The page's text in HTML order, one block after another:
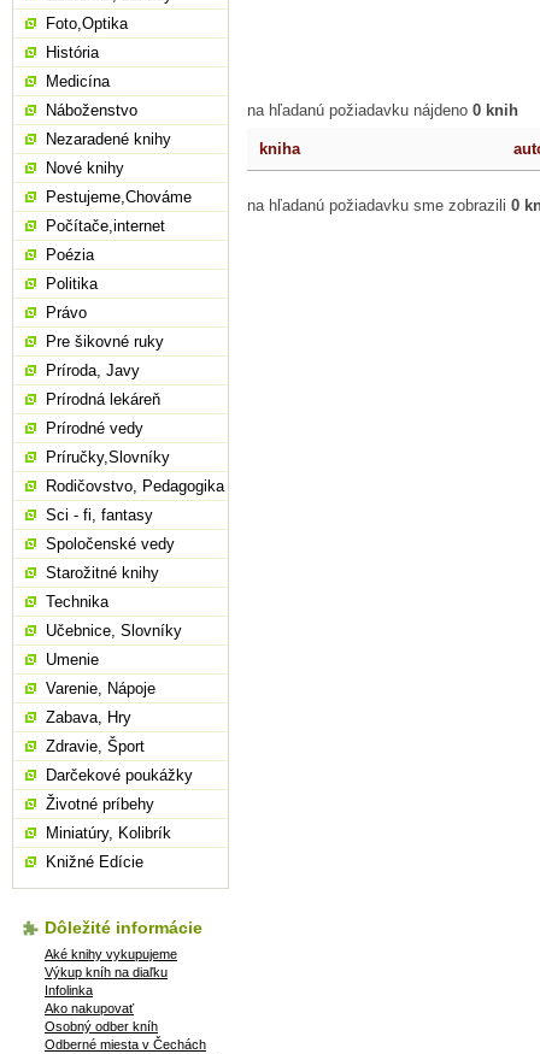
na hľadanú požiadavku nájdeno 0 knih
kniha
na hľadanú požiadavku sme zobrazili 0
Foto,Optika
História
Medicína
Náboženstvo
Nezaradené knihy
Nové knihy
Pestujeme,Chováme
Počítače,internet
Poézia
Politika
Právo
Pre šikovné ruky
Príroda, Javy
Prírodná lekáreň
Prírodné vedy
Príručky,Slovníky
Rodičovstvo, Pedagogika
Sci - fi, fantasy
Spoločenské vedy
Starožitné knihy
Technika
Učebnice, Slovníky
Umenie
Varenie, Nápoje
Zabava, Hry
Zdravie, Šport
Darčekové poukážky
Životné príbehy
Miniatúry, Kolibrík
Knižné Edície
Dôležité informácie
Aké knihy vykupujeme
Výkup kníh na diaľku
Infolinka
Ako nakupovať
Osobný odber kníh
Odberné miesta v Čechách